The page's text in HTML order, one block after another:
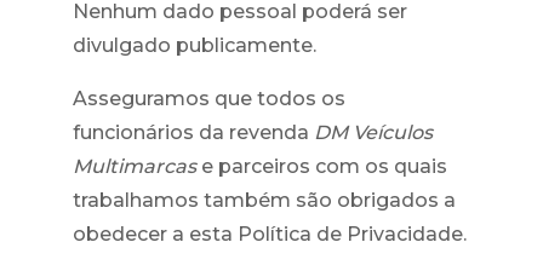
Nenhum dado pessoal poderá ser
divulgado publicamente.
Asseguramos que todos os
funcionários da revenda DM Veículos
Multimarcase parceiros com os quais
trabalhamos também são obrigados a
obedecer a esta Política de Privacidade.